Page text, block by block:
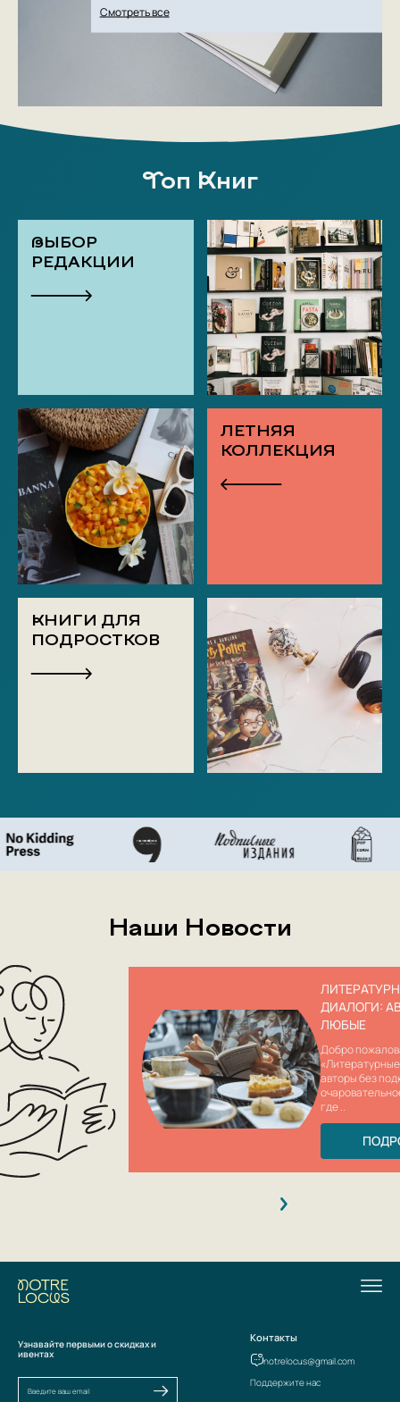
Смотреть все
Топ Книг
ВЫБОР
РЕДАКЦИИ
ЛЕТНЯЯ
КОЛЛЕКЦИЯ
КНИГИ ДЛЯ
ПОДРОСТКОВ
Наши Новости
ДИАЛОГИ:
ЛЮБЫЕ
Добро
авторы без
где ..
Узнавайте первыми о скидках и
ивентах
Контакты
notrelocus@gmail.com
Поддержите нас